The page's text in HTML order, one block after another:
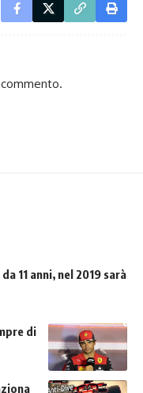
11 anni, nel 2019 sarà
di